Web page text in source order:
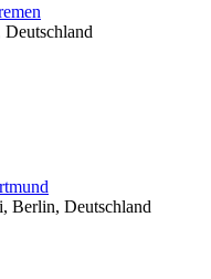
Deutschland
, Berlin, Deutschland